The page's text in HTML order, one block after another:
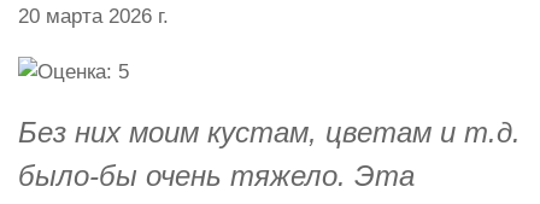
20 марта 2026 г.
Без них моим кустам, цветам и т.д.
было-бы очень тяжело. Эта